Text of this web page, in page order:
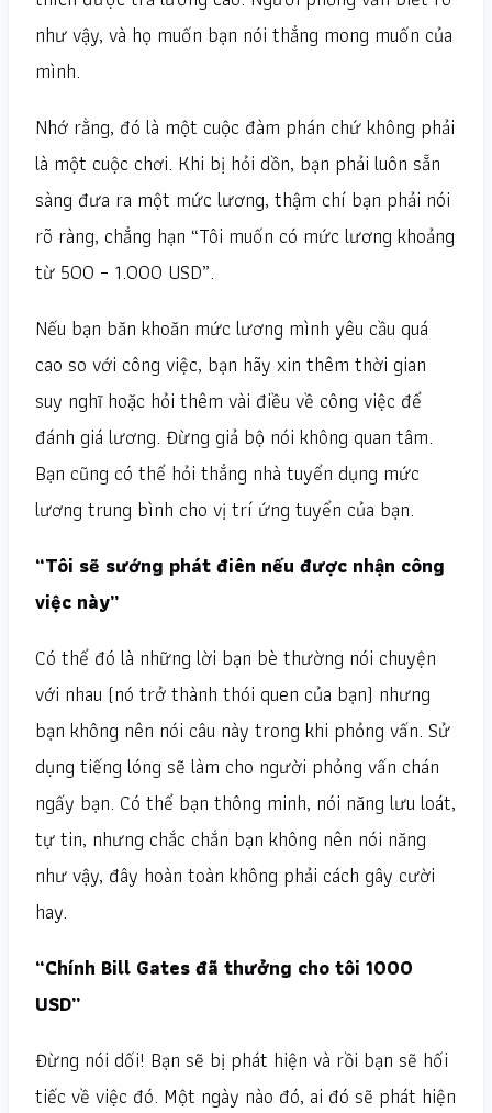
như vậy, và họ muốn bạn nói thẳng mong muốn của
mình.
Nhớ rằng, đó là một cuộc đàm phán chứ không phải
là một cuộc chơi. Khi bị hỏi dồn, bạn phải luôn sẵn
sàng đưa ra một mức lương, thậm chí bạn phải nói
rõ ràng, chẳng hạn “Tôi muốn có mức lương khoảng
từ 500 – 1.000 USD”.
Nếu bạn băn khoăn mức lương mình yêu cầu quá
cao so với công việc, bạn hãy xin thêm thời gian
suy nghĩ hoặc hỏi thêm vài điều về công việc để
đánh giá lương. Đừng giả bộ nói không quan tâm.
Bạn cũng có thể hỏi thẳng nhà tuyển dụng mức
lương trung bình cho vị trí ứng tuyển của bạn.
“Tôi sẽ sướng phát điên nếu được nhận công
việc này”
Có thể đó là những lời bạn bè thường nói chuyện
với nhau (nó trở thành thói quen của bạn) nhưng
bạn không nên nói câu này trong khi phỏng vấn. Sử
dụng tiếng lóng sẽ làm cho người phỏng vấn chán
ngấy bạn. Có thể bạn thông minh, nói năng lưu loát,
tự tin, nhưng chắc chắn bạn không nên nói năng
như vậy, đây hoàn toàn không phải cách gây cười
hay.
“Chính Bill Gates đã thưởng cho tôi 1000
USD”
Đừng nói dối! Bạn sẽ bị phát hiện và rồi bạn sẽ hối
tiếc về việc đó. Một ngày nào đó, ai đó sẽ phát hiện